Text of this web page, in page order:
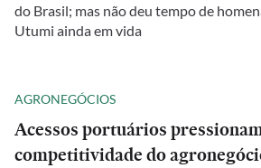
do Brasil; mas não deu tempo de
Utumi ainda em vida
AGRONEGÓCIOS
Acessos portuários
competitividade do